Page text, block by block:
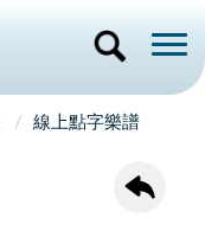
線上點字樂譜